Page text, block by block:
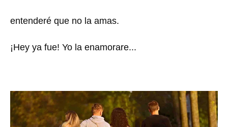
entenderé que no la amas.
¡Hey ya fue! Yo la enamorare...